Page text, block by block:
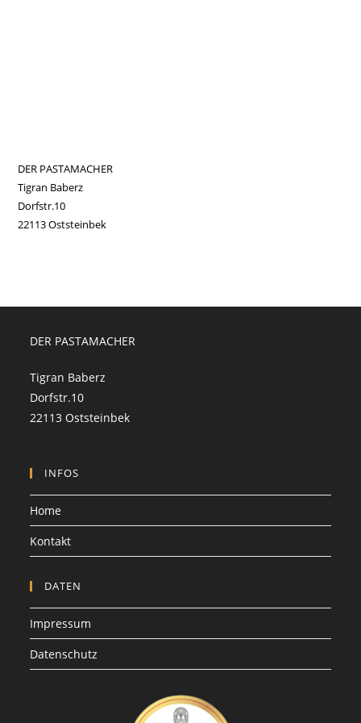
DER PASTAMACHER
Tigran Baberz
Dorfstr.10
22113 Oststeinbek
DER PASTAMACHER
Tigran Baberz
Dorfstr.10
22113 Oststeinbek
INFOS
Home
Kontakt
DATEN
Impressum
Datenschutz